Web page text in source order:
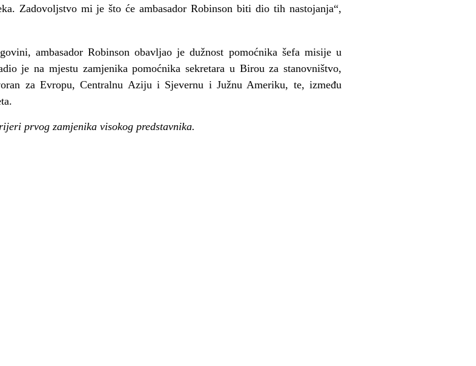
Zadovoljstvo mi je što će ambasador Robinson biti dio tih nastojanja“,
ambasador Robinson obavljao je dužnost pomoćnika šefa misije u
je na mjestu zamjenika pomoćnika sekretara u Birou za stanovništvo,
za Evropu, Centralnu Aziju i Sjevernu i Južnu Ameriku, te, između
prvog zamjenika visokog predstavnika.